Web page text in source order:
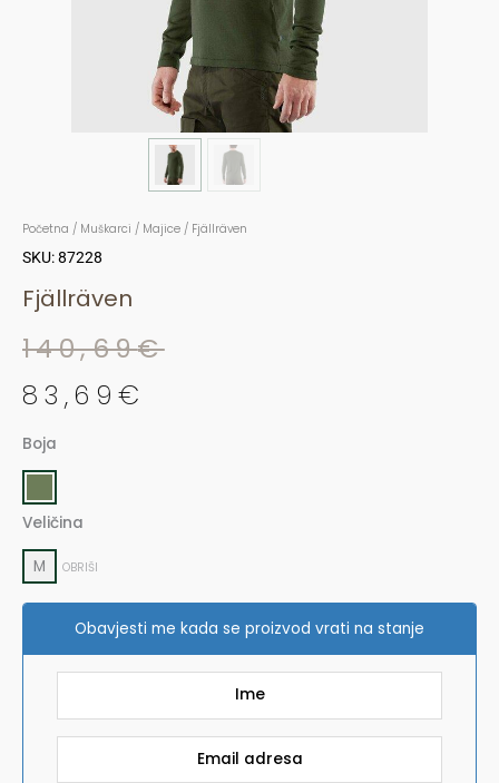
Početna / Muškarci / Majice / Fjällräven
SKU: 87228
Fjällräven
140,69€
Original
price
was:
140,69€.
83,69 €
Current
price
is:
83,69€.
Boja
Veličina
M OBRIŠI
Obavjesti me kada se proizvod vrati na stanje
Fjällräven